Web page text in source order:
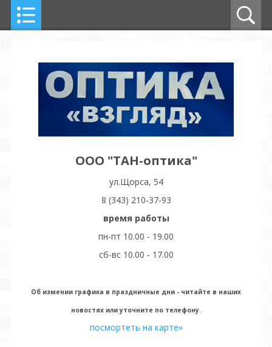
ООО "ТАН-оптика"
ул.Щорса, 54
8 (343) 210-37-93
время работы
пн-пт 10.00 - 19.00
сб-вс 10.00 - 17.00
Об измении графика в праздничные дни - читайте в наших
новостях или уточните по телефону.
посмортеть на карте»